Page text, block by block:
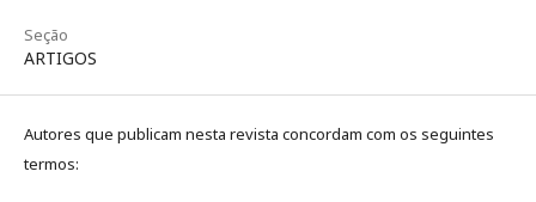
Seção
ARTIGOS
Autores que publicam nesta revista concordam com os seguintes
termos: